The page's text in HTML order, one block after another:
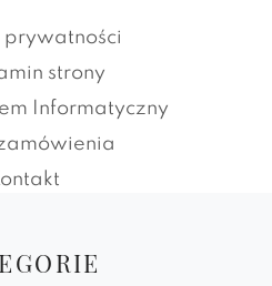
prywatności
strony
Informatyczny